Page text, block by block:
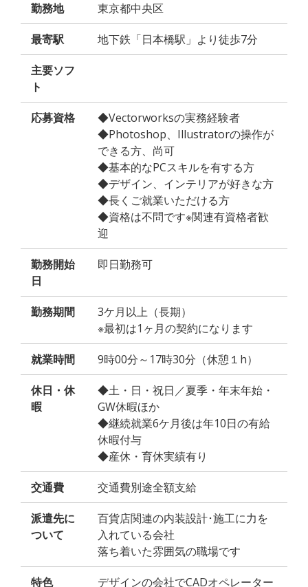
勤務地 東京都中央区
最寄駅 地下鉄「日本橋駅」より徒歩7分
主要ソフ
ト
応募資格
◆Vectorworksの実務経験者
◆Photoshop、Illustratorの操作が
できる方、尚可
◆基本的なPCスキルを有する方
◆デザイン、インテリアが好きな方
◆長くご就業いただける方
◆資格は不問です※関連有資格者歓
迎
勤務開始
日
即日勤務可
勤務期間
3ケ月以上（長期）
※最初は1ヶ月の契約になります
就業時間 9時00分～17時30分（休憩１h）
休日・休
暇
◆土・日・祝日／夏季・年末年始・
GW休暇ほか
◆継続就業6ケ月後は年10日の有給
休暇付与
◆産休・育休実績有り
交通費 交通費別途全額支給
派遣先に
ついて
百貨店関連の内装設計･施工に力を
入れている会社
落ち着いた雰囲気の職場です
特色
デザインの会社でCADオペレーター